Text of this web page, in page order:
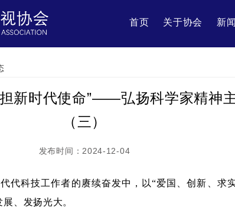
首页 关于协会 新
新时代使命”——弘扬科学家精神
（三）
发布时间： 2024-12-04
代科技工作者的赓续奋发中，以“爱国、创新、求
、发扬光大。